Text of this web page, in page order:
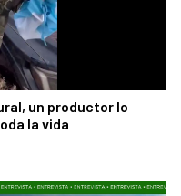
un productor lo
la vida